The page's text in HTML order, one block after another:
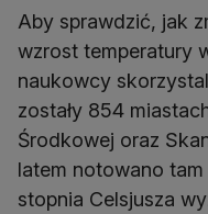
Aby sprawdzić, jak
wzrost temperatury
naukowcy
zostały 854
Środkowej oraz
latem notowano
stopnia Celsjusza